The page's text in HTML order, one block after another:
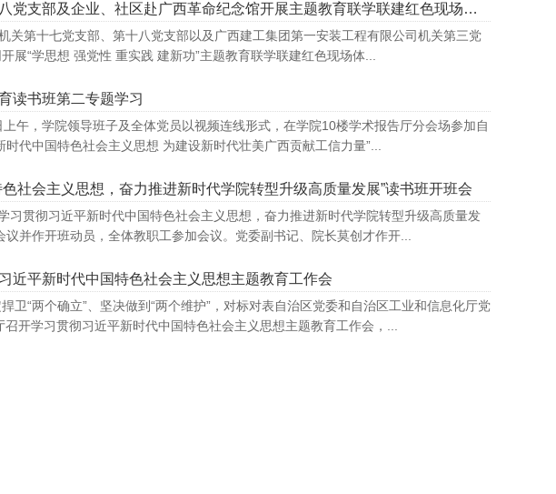
学院党委联合自治区工信厅机关第十七、十八党支部及企业、社区赴广西革命纪念馆开展主题教育联学联建红色现场体验主题党日活动
关第十七党支部、第十八党支部以及广西建工集团第一安装工程有限公司机关第三党
展“学思想 强党性 重实践 建新功”主题教育联学联建红色现场体...
读书班第二专题学习
午，学院领导班子及全体党员以视频连线形式，在学院10楼学术报告厅分会场参加自
代中国特色社会主义思想 为建设新时代壮美广西贡献工信力量”...
社会主义思想，奋力推进新时代学院转型升级高质量发展”读书班开班会
习贯彻习近平新时代中国特色社会主义思想，奋力推进新时代学院转型升级高质量发
并作开班动员，全体教职工参加会议。党委副书记、院长莫创才作开...
近平新时代中国特色社会主义思想主题教育工作会
卫“两个确立”、坚决做到“两个维护”，对标对表自治区党委和自治区工业和信息化厅党
开学习贯彻习近平新时代中国特色社会主义思想主题教育工作会，...